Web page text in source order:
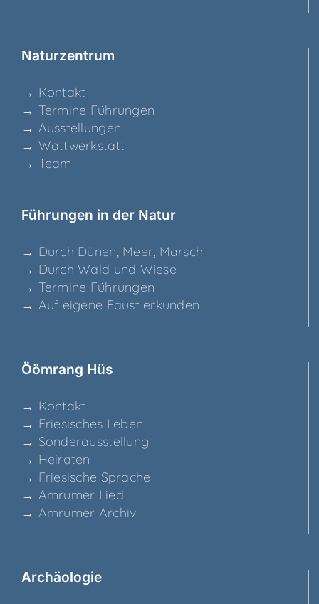
Natur­zen­trum
→ Kon­takt
→ Ter­mi­ne Führungen
→ Aus­stel­lun­gen
→ Watt­werk­statt
→ Team
Füh­run­gen in der Natur
→ Durch Dünen, Meer, Marsch
→ Durch Wald und Wiese
→ Ter­mi­ne Führungen
→ Auf eige­ne Faust erkunden
Ööm­rang Hüs
→ Kon­takt
→ Frie­si­sches Leben
→ Son­der­aus­stel­lung
→ Hei­ra­ten
→ Frie­si­sche Sprache
→ Amru­mer Lied
→ Amru­mer Archiv
Archäo­lo­gie